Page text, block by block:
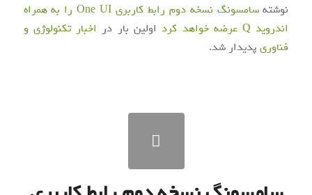
نوشته
سامسونگ نسخه دوم رابط کاربری One UI را به همراه
اندروید Q عرضه خواهد کرد
اولین بار در اخبار تکنولوژی و
فناوریپدیدار شد.